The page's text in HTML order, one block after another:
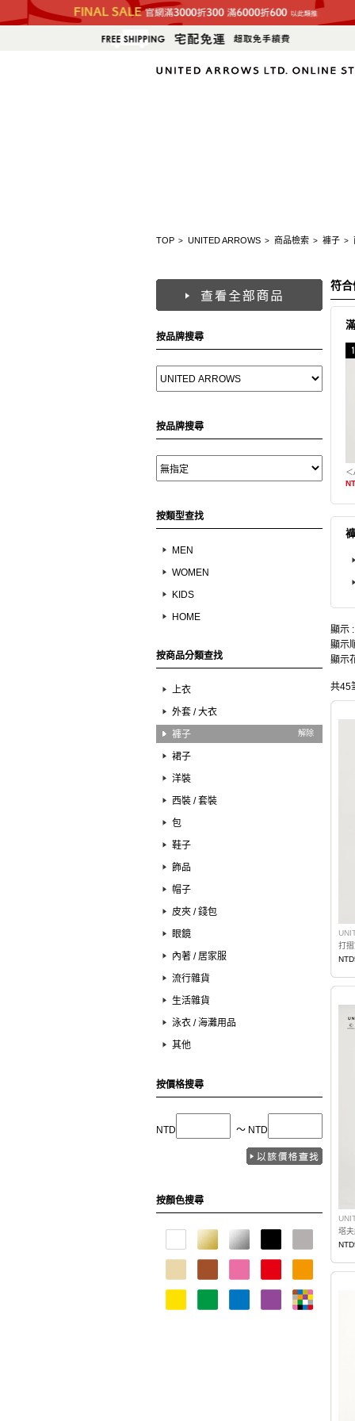
TOP > UNITED ARROWS > 商品檢索 > 褲子 >
按品牌搜尋
按品牌搜尋
按類型查找
MEN
WOMEN
KIDS
HOME
按商品分類查找
上衣
外套 / 大衣
褲子
解除
裙子
洋裝
西裝 / 套裝
包
鞋子
飾品
帽子
皮夾 / 錢包
眼鏡
內著 / 居家服
流行雜貨
生活雜貨
泳衣 / 海灘用品
其他
按價格搜尋
NTD 〜 NTD
按顏色搜尋
符合
顯示
顯示
顯示
共45
打
塔